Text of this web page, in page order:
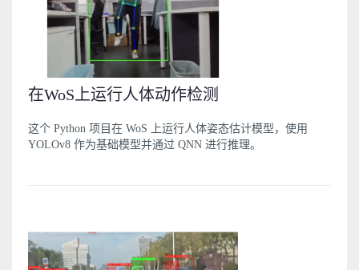
在WoS上运行人体动作检测
这个 Python 项目在 WoS 上运行人体姿态估计模型，使用
YOLOv8 作为基础模型并通过 QNN 进行推理。